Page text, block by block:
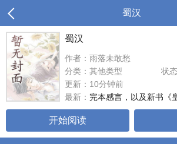
蜀汉
蜀汉
作者：雨落未敢愁
分类：其他类型
状
更新：10分钟前
最新： 完本感言，以及新书《
开始阅读